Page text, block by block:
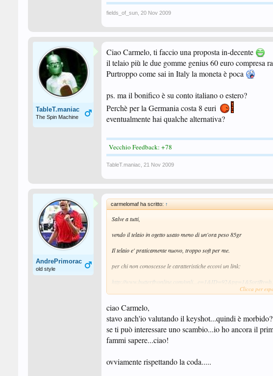
fields_of_sun 20 Nov 2009
TableT.maniac
The Spin Machine
Ciao Carmelo, ti faccio una proposta in-decente
il telaio più le due gomme genius 60 euro compresa
Purtroppo come sai in Italy la moneta è poca
ps. ma il bonifico è su conto italiano o estero?
Perchè per la Germania costa 8 euri
eventualmente hai qualche alternativa?
Vecchio Feedback: +78
TableT.maniac 21 Nov 2009
AndrePrimorac
old style
carmelomaf ha scritto: ↑
Salve a tutti,
vendo il telaio in ogetto usato meno di un'ora peso 85gr
Il telaio e' praticamente nuovo, troppo soft per me.
per chi non conoscesse le caratteristiche eccovi un link:
http://www.butterflyonline.com/
Prezzo 58 euro compresa raccomandata e pagamento tramite bonifico
Saluti
Carmelo
Clicca per
ciao Carmelo,
stavo anch'io valutando il keyshot...quindi è
se ti può interessare uno scambio...io ho ancora il
fammi sapere...ciao!
ovviamente rispettando la coda.....